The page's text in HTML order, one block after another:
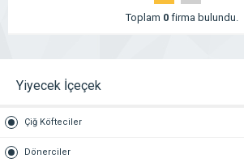
Toplam 0firma bulundu.
Yiyecek İçeçek
Çiğ Köfteciler
Dönerciler